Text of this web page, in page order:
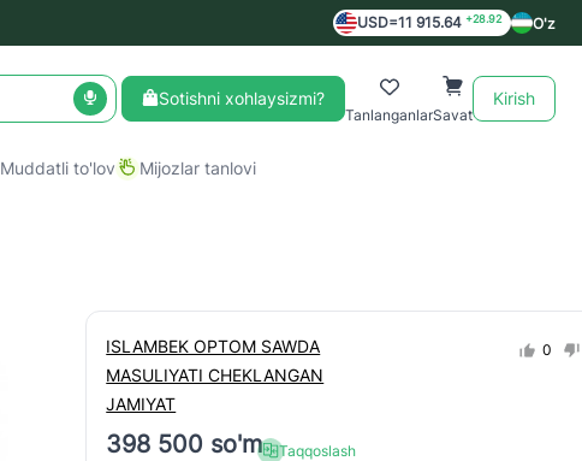
USD=11 915.64 +28.92 O'z
Sotishni xohlaysizmi?
TanlanganlarSavat
Kirish
Muddatli to'lov Mijozlar tanlovi
ISLAMBEK OPTOM SAWDA
MASULIYATI CHEKLANGAN
JAMIYAT
0
398 500 so'm Taqqoslash